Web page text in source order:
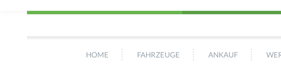
HOME FAHRZEUGE ANKAUF